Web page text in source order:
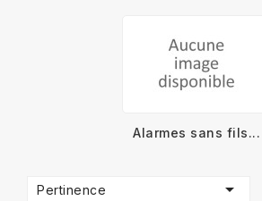
Alarmes sans fils...
Pertinence 